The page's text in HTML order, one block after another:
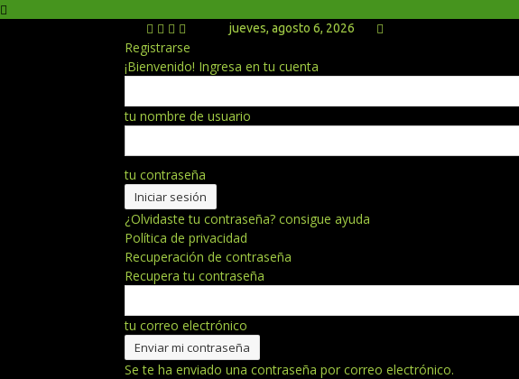
jueves, agosto 6, 2026
Registrarse
¡Bienvenido! Ingresa en tu cuenta
tu nombre de usuario
tu contraseña
¿Olvidaste tu contraseña? consigue ayuda
Política de privacidad
Recuperación de contraseña
Recupera tu contraseña
tu correo electrónico
Se te ha enviado una contraseña por correo electrónico.